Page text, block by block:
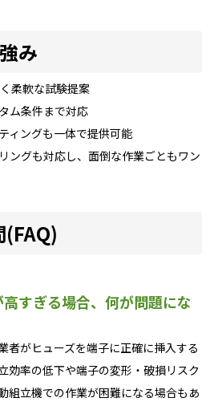
み
柔軟な試験提案
ム条件まで対応
ィングも一体で提供可能
ングも対応し、面倒な作業ごともワン
すぎる場合、何が問題にな
者がヒューズを端子に正確に挿入する
効率の低下や端子の変形・破損リスク
組立機での作業が困難になる場合もあ